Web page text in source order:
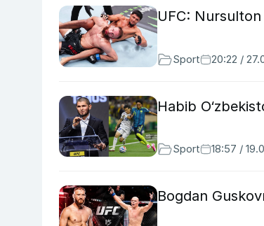
UFC: Nursulton
Sport 20:22 /
Habib
Sport 18:57 /
Bogdan